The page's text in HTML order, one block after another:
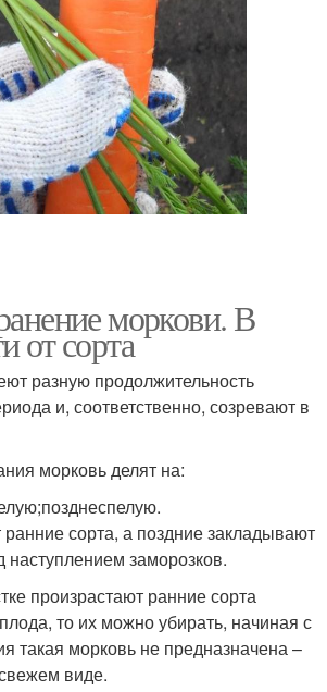
моркови. В
от сорта
разную продолжительность
и, соответственно, созревают в
морковь делят на:
сорта, а поздние закладывают
наступлением заморозков.
произрастают ранние сорта
то их можно убирать, начиная с
такая морковь не предназначена –
виде.